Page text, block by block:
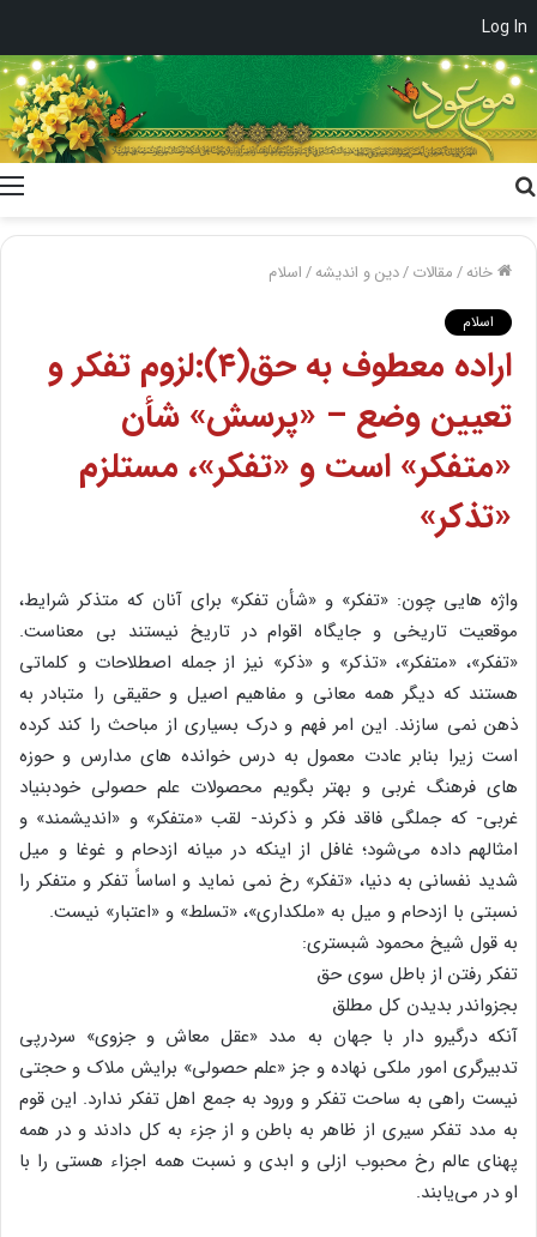
Log In
خانه/مقالات/دین و اندیشه/اسلام
اسلام
اراده معطوف به حق(۴):لزوم تفکر و
تعیین وضع – «پرسش» شأن
«متفکر» است و «تفکر»، مستلزم
«تذکر»
واژه هایی چون: «تفکر» و «شأن تفکر» برای آنان که متذکر شرایط،
موقعیت تاریخی و جایگاه اقوام در تاریخ نیستند بی معناست.
«تفکر»، «متفکر»، «تذکر» و «ذکر» نیز از جمله اصطلاحات و کلماتی
هستند که دیگر همه معانی و مفاهیم اصیل و حقیقی را متبادر به
ذهن نمی سازند. این امر فهم و درک بسیاری از مباحث را کند کرده
است زیرا بنابر عادت معمول به درس خوانده های مدارس و حوزه
های فرهنگ غربی و بهتر بگویم محصولات علم حصولی خودبنیاد
غربی- که جملگی فاقد فکر و ذکرند- لقب «متفکر» و «اندیشمند» و
امثالهم داده می‌شود؛ غافل از اینکه در میانه ازدحام و غوغا و میل
شدید نفسانی به دنیا، «تفکر» رخ نمی نماید و اساساً تفکر و متفکر را
نسبتی با ازدحام و میل به «ملکداری»، «تسلط» و «اعتبار» نیست.
به قول شیخ محمود شبستری:
تفکر رفتن از باطل سوی حق
بجزواندر بدیدن کل مطلق
آنکه درگیرو دار با جهان به مدد «عقل معاش و جزوی» سردرپی
تدبیرگری امور ملکی نهاده و جز «علم حصولی» برایش ملاک و حجتی
نیست راهی به ساحت تفکر و ورود به جمع اهل تفکر ندارد. این قوم
به مدد تفکر سیری از ظاهر به باطن و از جزء به کل دادند و در همه
پهنای عالم رخ محبوب ازلی و ابدی و نسبت همه اجزاء هستی را با
او در می‌یابند.